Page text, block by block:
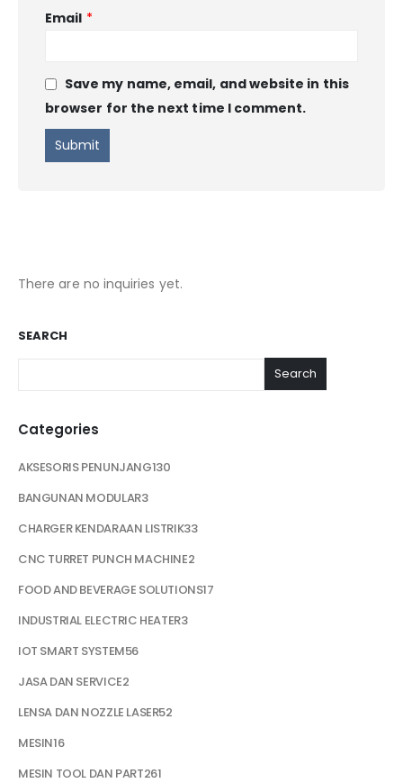
Email *
Save my name, email, and website in this
browser for the next time I comment.
There are no inquiries yet.
SEARCH
Search
Categories
AKSESORIS PENUNJANG130
BANGUNAN MODULAR3
CHARGER KENDARAAN LISTRIK33
CNC TURRET PUNCH MACHINE2
FOOD AND BEVERAGE SOLUTIONS17
INDUSTRIAL ELECTRIC HEATER3
IOT SMART SYSTEM56
JASA DAN SERVICE2
LENSA DAN NOZZLE LASER52
MESIN16
MESIN TOOL DAN PART261